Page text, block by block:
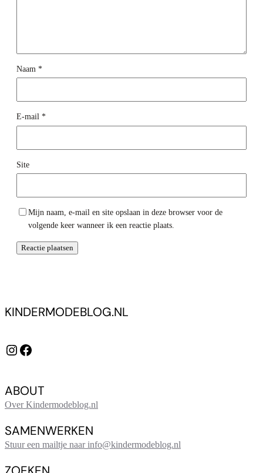
Naam *
E-mail *
Site
Mijn naam, e-mail en site opslaan in deze browser voor de
volgende keer wanneer ik een reactie plaats.
KINDERMODEBLOG.NL
Instagram Facebook
ABOUT
Over Kindermodeblog.nl
SAMENWERKEN
Stuur een mailtje naar info@kindermodeblog.nl